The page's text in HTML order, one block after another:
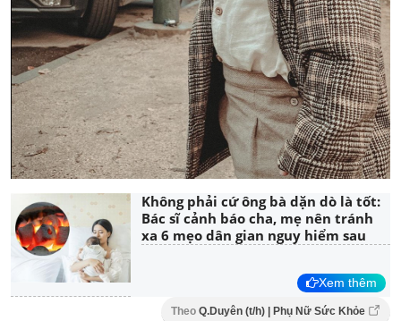
Không phải cứ ông bà dặn dò là tốt:
Bác sĩ cảnh báo cha, mẹ nên tránh
xa 6 mẹo dân gian nguy hiểm sau
Xem thêm
Theo Q.Duyên (t/h) | Phụ Nữ Sức Khỏe